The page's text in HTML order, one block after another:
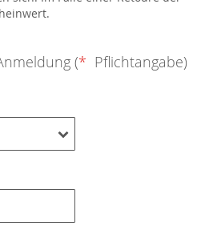
(* Pflichtangabe)